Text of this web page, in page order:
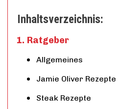
Inhaltsverzeichnis:
Ratgeber
Allgemeines
Jamie Oliver Rezepte
Steak Rezepte